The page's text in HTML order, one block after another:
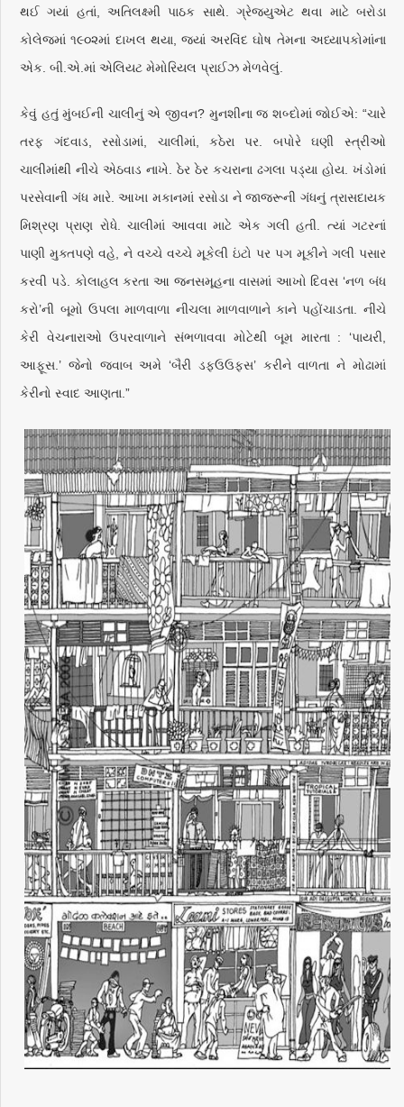
થઈ ગયાં હતાં, અતિલક્ષ્મી પાઠક સાથે. ગ્રેજ્યુએટ થવા માટે બરોડા
કોલેજમાં ૧૯૦૨માં દાખલ થયા, જ્યાં અરવિંદ ઘોષ તેમના અધ્યાપકોમાંના
એક. બી.એ.માં એલિયટ મેમોરિયલ પ્રાઈઝ મેળવેલું.
કેવું હતું મુંબઈની ચાલીનું એ જીવન? મુનશીના જ શબ્દોમાં જોઈએ: “ચારે
તરફ ગંદવાડ, રસોડામાં, ચાલીમાં, કઠેરા પર. બપોરે ઘણી સ્ત્રીઓ
ચાલીમાંથી નીચે એઠવાડ નાખે. ઠેર ઠેર કચરાના ઢગલા પડ્યા હોય. ખંડોમાં
પરસેવાની ગંધ મારે. આખા મકાનમાં રસોડા ને જાજરૂની ગંધનું ત્રાસદાયક
મિશ્રણ પ્રાણ રોધે. ચાલીમાં આવવા માટે એક ગલી હતી. ત્યાં ગટરનાં
પાણી મુક્તપણે વહે, ને વચ્ચે વચ્ચે મૂકેલી ઇંટો પર પગ મૂકીને ગલી પસાર
કરવી પડે. કોલાહલ કરતા આ જનસમૂહના વાસમાં આખો દિવસ ‘નળ બંધ
કરો’ની બૂમો ઉપલા માળવાળા નીચલા માળવાળાને કાને પહોંચાડતા. નીચે
કેરી વેચનારાઓ ઉપરવાળાને સંભળાવવા મોટેથી બૂમ મારતા : ‘પાયરી,
આફૂસ.’ જેનો જવાબ અમે ‘બૈરી ડફઉઉફસ’ કરીને વાળતા ને મોઢામાં
કેરીનો સ્વાદ આણતા.”